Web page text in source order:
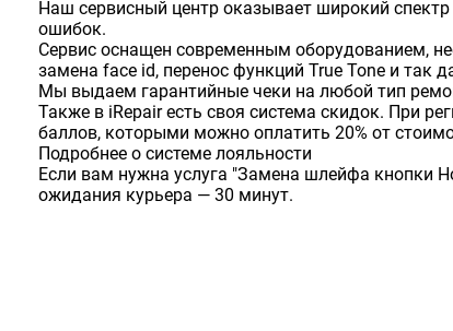
Наш сервисный центр оказывает широкий
ошибок.
Сервис оснащен современным оборудованием,
замена face id, перенос функций True Tone и так
Мы выдаем гарантийные чеки на любой тип
Также в iRepair есть своя система скидок. При
баллов, которыми можно оплатить 20% от
Подробнее о системе лояльности
Если вам нужна услуга "Замена шлейфа кнопки
ожидания курьера — 30 минут.